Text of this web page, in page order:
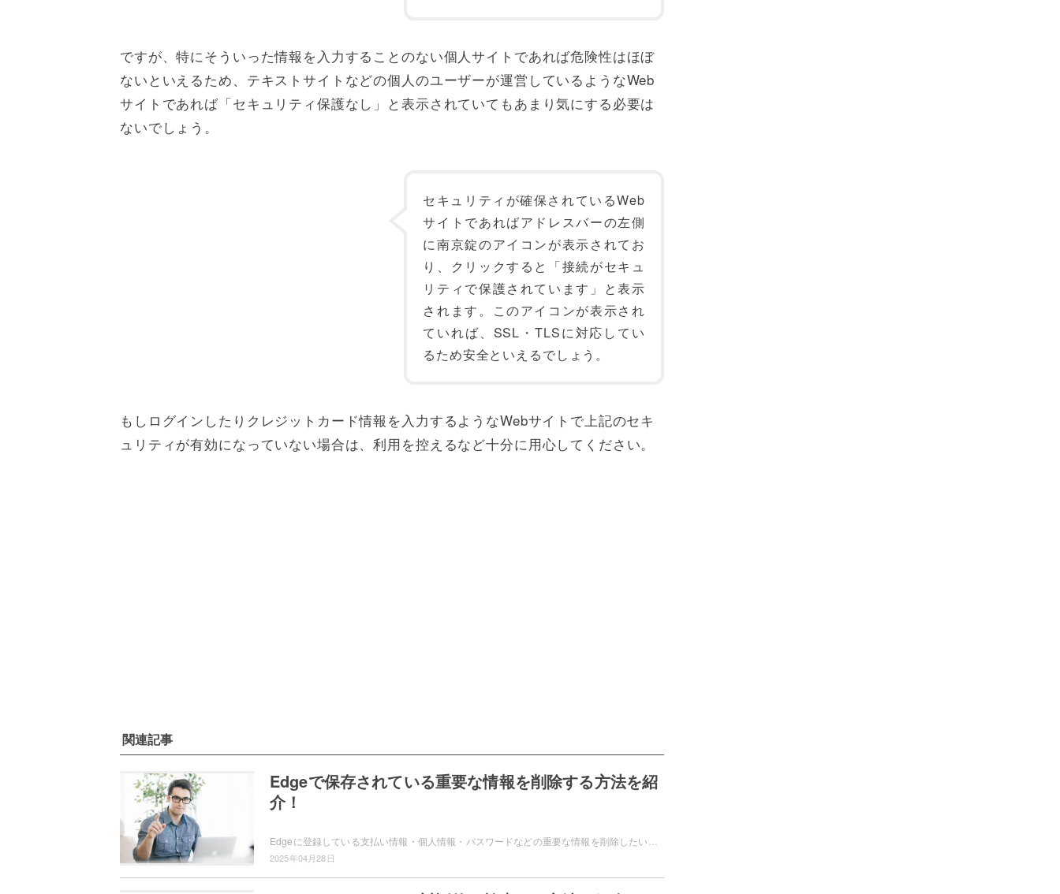
ですが、特にそういった情報を入力することのない個人サイトであれば危険性はほぼ
ないといえるため、テキストサイトなどの個人のユーザーが運営しているようなWeb
サイトであれば「セキュリティ保護なし」と表示されていてもあまり気にする必要は
ないでしょう。
セキュリティが確保されているWeb
サイトであればアドレスバーの左側
に南京錠のアイコンが表示されてお
り、クリックすると「接続がセキュ
リティで保護されています」と表示
されます。このアイコンが表示され
ていれば、SSL・TLSに対応してい
るため安全といえるでしょう。
もしログインしたりクレジットカード情報を入力するようなWebサイトで上記のセキ
ュリティが有効になっていない場合は、利用を控えるなど十分に用心してください。
関連記事
Edgeで保存されている重要な情報を削除する方法を紹
介！
2025年04月28日